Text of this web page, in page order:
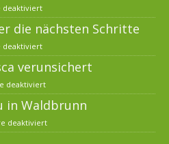
deaktiviert
die nächsten Schritte
deaktiviert
verunsichert
deaktiviert
in Waldbrunn
deaktiviert